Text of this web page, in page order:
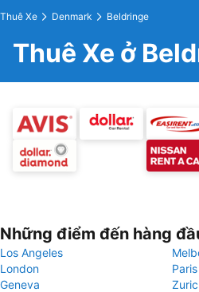
Thuê Xe Denmark Beldringe
Thuê Xe ở
Những điểm đến hàng
Los Angeles
London
Paris
Geneva